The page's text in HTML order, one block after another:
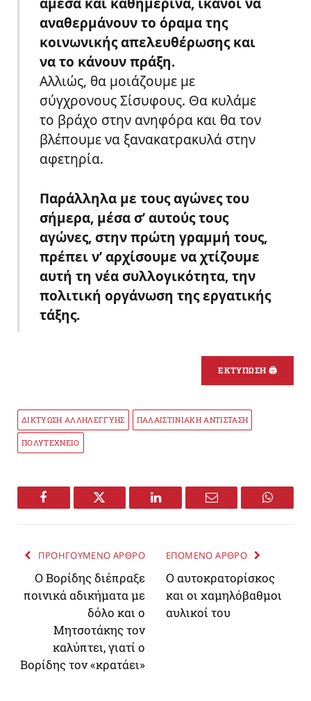
αναθερμάνουν το όραμα της
κοινωνικής απελευθέρωσης και
να το κάνουν πράξη.
Αλλιώς, θα μοιάζουμε με
σύγχρονους Σίσυφους. Θα κυλάμε
το βράχο στην ανηφόρα και θα τον
βλέπουμε να ξανακατρακυλά στην
αφετηρία.
Παράλληλα με τους αγώνες του
σήμερα, μέσα σ’ αυτούς τους
αγώνες, στην πρώτη γραμμή τους,
πρέπει ν’ αρχίσουμε να χτίζουμε
αυτή τη νέα συλλογικότητα, την
πολιτική οργάνωση της εργατικής
τάξης.
ΕΚΤΥΠΩΣΗ 🖨
ΔΙΚΤΥΩΣΗ ΑΛΛΗΛΕΓΓΥΗΣ ΠΑΛΑΙΣΤΙΝΙΑΚΗ ΑΝΤΙΣΤΑΣΗ
ΠΟΛΥΤΕΧΝΕΙΟ
Facebook Twitter LinkedIn Email
ΠΡΟΗΓΟΥΜΕΝΟ ΑΡΘΡΟ
Ο Βορίδης διέπραξε
ποινικά αδικήματα με
δόλο και ο
Μητσοτάκης τον
καλύπτει, γιατί ο
Βορίδης τον «κρατάει»
ΕΠΟΜΕΝΟ ΑΡΘΡΟ
Ο αυτοκρατορίσκος
και οι χαμηλόβαθμοι
αυλικοί του